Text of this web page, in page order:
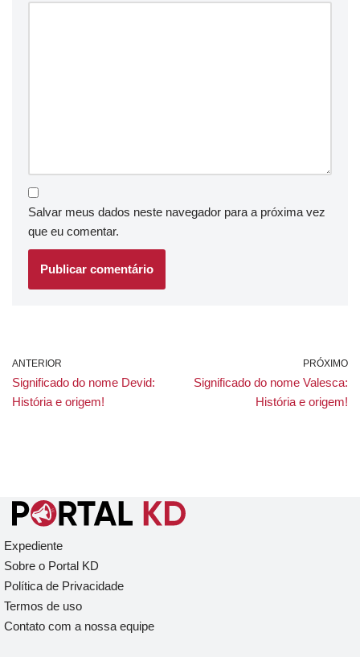
Salvar meus dados neste navegador para a próxima vez
que eu comentar.
ANTERIOR
Significado do nome Devid:
História e origem!
PRÓXIMO
Significado do nome Valesca:
História e origem!
Expediente
Sobre o Portal KD
Política de Privacidade
Termos de uso
Contato com a nossa equipe